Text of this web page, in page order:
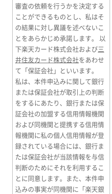
審査の依頼を行うかを決定する
ことができるものとし、私はそ
の結果に対し異議を述べないこ
とをあらかじめ承諾します。 以
下楽天カード株式会社および三
井住友カード株式会社をあわせ
て「保証会社」といいます。
私は、本件申込みに関して銀行
または保証会社が取引上の判断
をするにあたり、銀行または保
証会社の加盟する信用情報機関
および同機関と提携する信用情
報機関に私の個人信用情報が登
録されている場合には、銀行ま
たは保証会社が当該情報を与信
判断のためにそれを利用するこ
とに同意します。また、本件申
込みの事実が同機関に「楽天銀